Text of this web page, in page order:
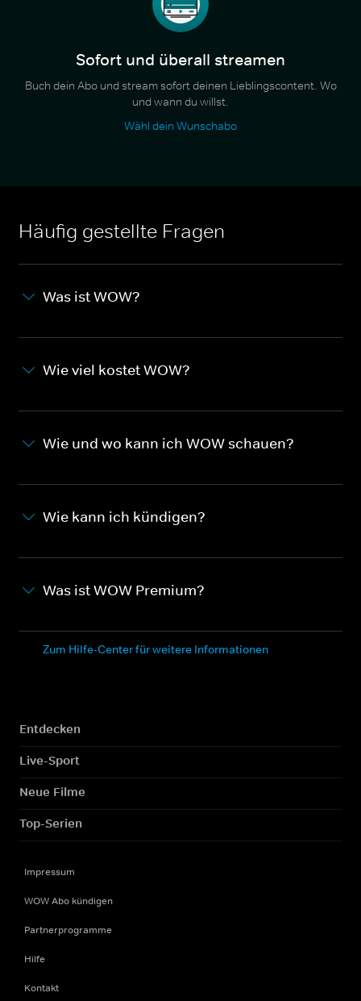
Sofort und überall streamen
Buch dein Abo und stream sofort deinen Lieblingscontent. Wo
und wann du willst.
Wähl dein Wunschabo
Häufig gestellte Fragen
Was ist WOW?
Wie viel kostet WOW?
Wie und wo kann ich WOW schauen?
Wie kann ich kündigen?
Was ist WOW Premium?
Zum Hilfe-Center für weitere Informationen
Entdecken
Live-Sport
Neue Filme
Top-Serien
Impressum
WOW Abo kündigen
Partnerprogramme
Hilfe
Kontakt